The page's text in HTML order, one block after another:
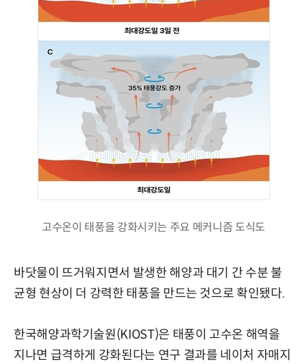
고수온이 태풍을 강화시키는 주요 메커니즘 도식도
바닷물이 뜨거워지면서 발생한 해양과 대기 간 수분 불
균형 현상이 더 강력한 태풍을 만드는 것으로 확인됐다.
한국해양과학기술원(KIOST)은 태풍이 고수온 해역을
지나면 급격하게 강화된다는 연구 결과를 네이처 자매지